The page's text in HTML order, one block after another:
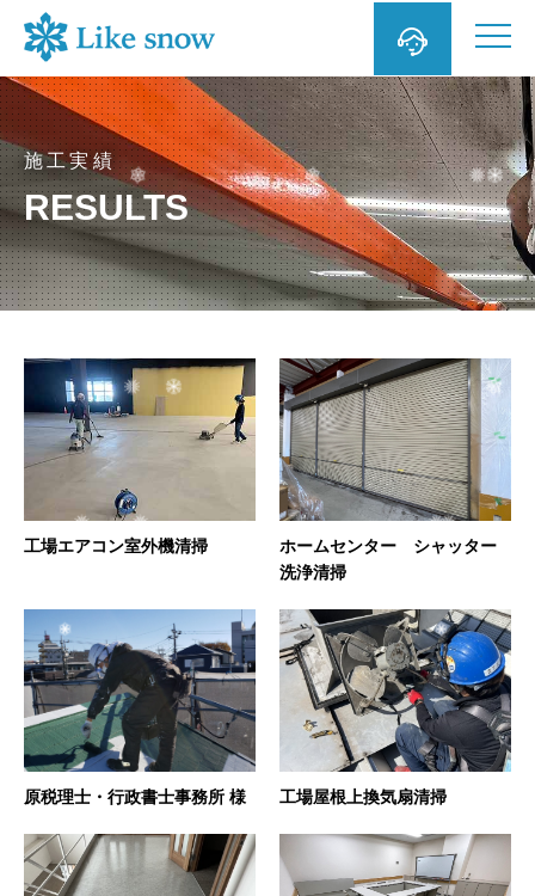

施工実績
RESULTS
工場エアコン室外機清掃
ホームセンター シャッター
洗浄清掃
原税理士・行政書士事務所 様 工場屋根上換気扇清掃